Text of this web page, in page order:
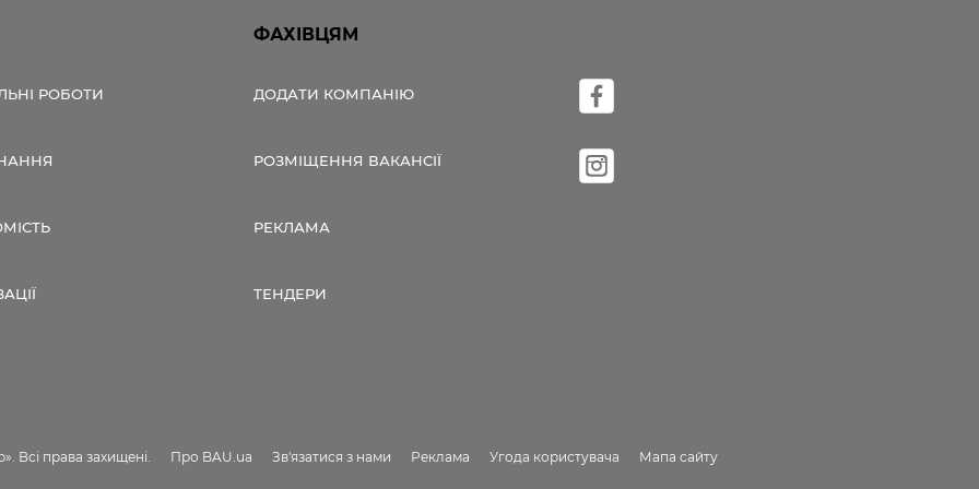
РОБОТИ
ФАХІВЦЯМ
ДОДАТИ КОМПАНІЮ
РОЗМІЩЕННЯ ВАКАНСІЇ
РЕКЛАМА
ТЕНДЕРИ
Всі права захищені. Про BAU.ua Зв'язатися з нами Реклама Угода користувача Мапа сайту